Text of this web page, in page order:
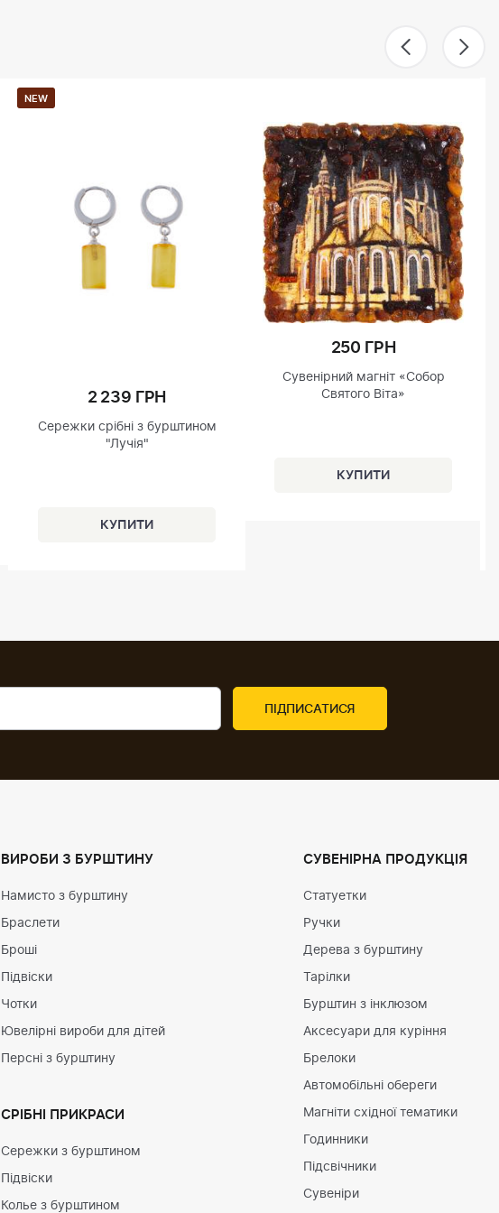
NEW
2 239 ГРН
Сережки срібні з бурштином
"Лучія"
250 ГРН
Сувенірний магніт «Собор
Святого Віта»
ВИРОБИ З БУРШТИНУ
Намисто з бурштину
Браслети
Броші
Підвіски
Чотки
Ювелірні вироби для дітей
Персні з бурштину
СРІБНІ ПРИКРАСИ
Сережки з бурштином
Підвіски
Колье з бурштином
СУВЕНІРНА ПРОДУКЦІЯ
Статуетки
Ручки
Дерева з бурштину
Тарілки
Бурштин з інклюзом
Аксесуари для куріння
Брелоки
Автомобільні обереги
Магніти східної тематики
Годинники
Підсвічники
Сувеніри